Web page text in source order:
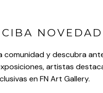
comunidad y descubra
artistas
en FN Art Gallery.